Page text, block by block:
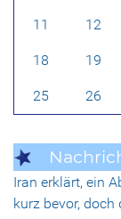
11 12
18 19
25 26
Iran erklärt, ein
kurz bevor, doch